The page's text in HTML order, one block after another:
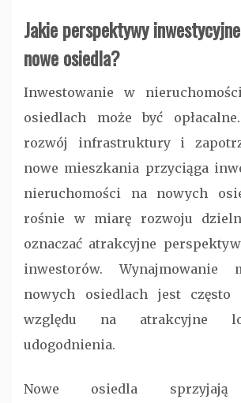
Jakie perspektywy
nowe osiedla?
Inwestowanie w
osiedlach może być
rozwój infrastruktury i
nowe mieszkania przyciąga
nieruchomości na nowych
rośnie w miarę rozwoju
oznaczać atrakcyjne
inwestorów. Wynajmowanie
nowych osiedlach jest często
względu na atrakcyjne
udogodnienia.
Nowe osiedla sprzyjają